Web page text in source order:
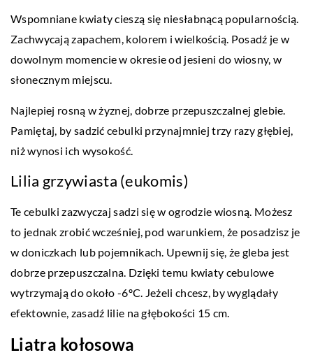
Wspomniane kwiaty cieszą się niesłabnącą popularnością.
Zachwycają zapachem, kolorem i wielkością. Posadź je w
dowolnym momencie w okresie od jesieni do wiosny, w
słonecznym miejscu.
Najlepiej rosną w żyznej, dobrze przepuszczalnej glebie.
Pamiętaj, by sadzić cebulki przynajmniej trzy razy głębiej,
niż wynosi ich wysokość.
Lilia grzywiasta (eukomis)
Te cebulki zazwyczaj sadzi się w ogrodzie wiosną. Możesz
to jednak zrobić wcześniej, pod warunkiem, że posadzisz je
w doniczkach lub pojemnikach. Upewnij się, że gleba jest
dobrze przepuszczalna. Dzięki temu kwiaty cebulowe
wytrzymają do około -6ºC. Jeżeli chcesz, by wyglądały
efektownie, zasadź lilie na głębokości 15 cm.
Liatra kołosowa